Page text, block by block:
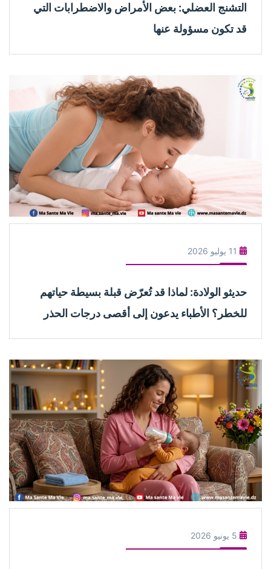
التشنج العضلي: بعض الأمراض والاضطرابات التي
قد تكون مسؤولة عنها
11 يوليو 2026
حديثو الولادة: لماذا قد تُعرّض قبلة بسيطة حياتهم
للخطر؟ الأطباء يدعون إلى أقصى درجات الحذر
5 يونيو 2026